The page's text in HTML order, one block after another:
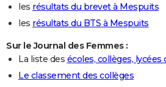
les résultats du brevet à Mespuits
les résultats du BTS à Mespuits
Sur le Journal des Femmes :
La liste des écoles, collèges, lycées
Le classement des collèges